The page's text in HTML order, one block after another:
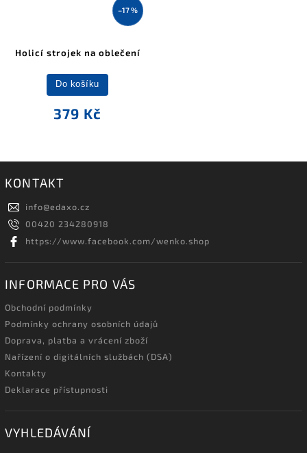
–17 %
Holicí strojek na oblečení
379 Kč
Do košíku
KONTAKT
info@edaxo.cz
00420 234280918
https://www.facebook.com/wenko.shop
INFORMACE PRO VÁS
Obchodní podmínky
Podmínky ochrany osobních údajů
Doprava, platba a vrácení zboží
Nařízení o digitálních službách (DSA)
Kontakty
Deklarace přístupnosti
VYHLEDÁVÁNÍ